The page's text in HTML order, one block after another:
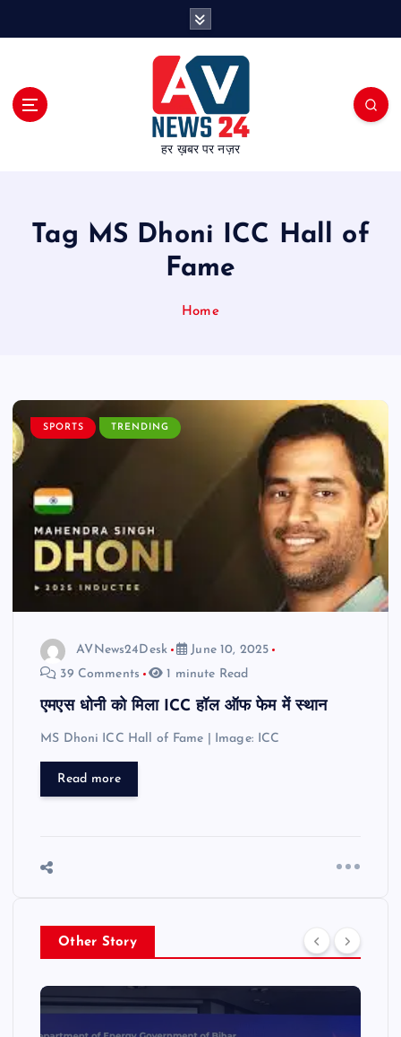
हर ख़बर पर नज़र
Tag MS Dhoni ICC Hall of
Fame
Home
SPORTS TRENDING
AVNews24Desk
June 10, 2025
39 Comments
1 minute Read
एमएस धोनी को मिला ICC हॉल ऑफ फेम में स्थान
MS Dhoni ICC Hall of Fame | Image: ICC
Read more
Other Story